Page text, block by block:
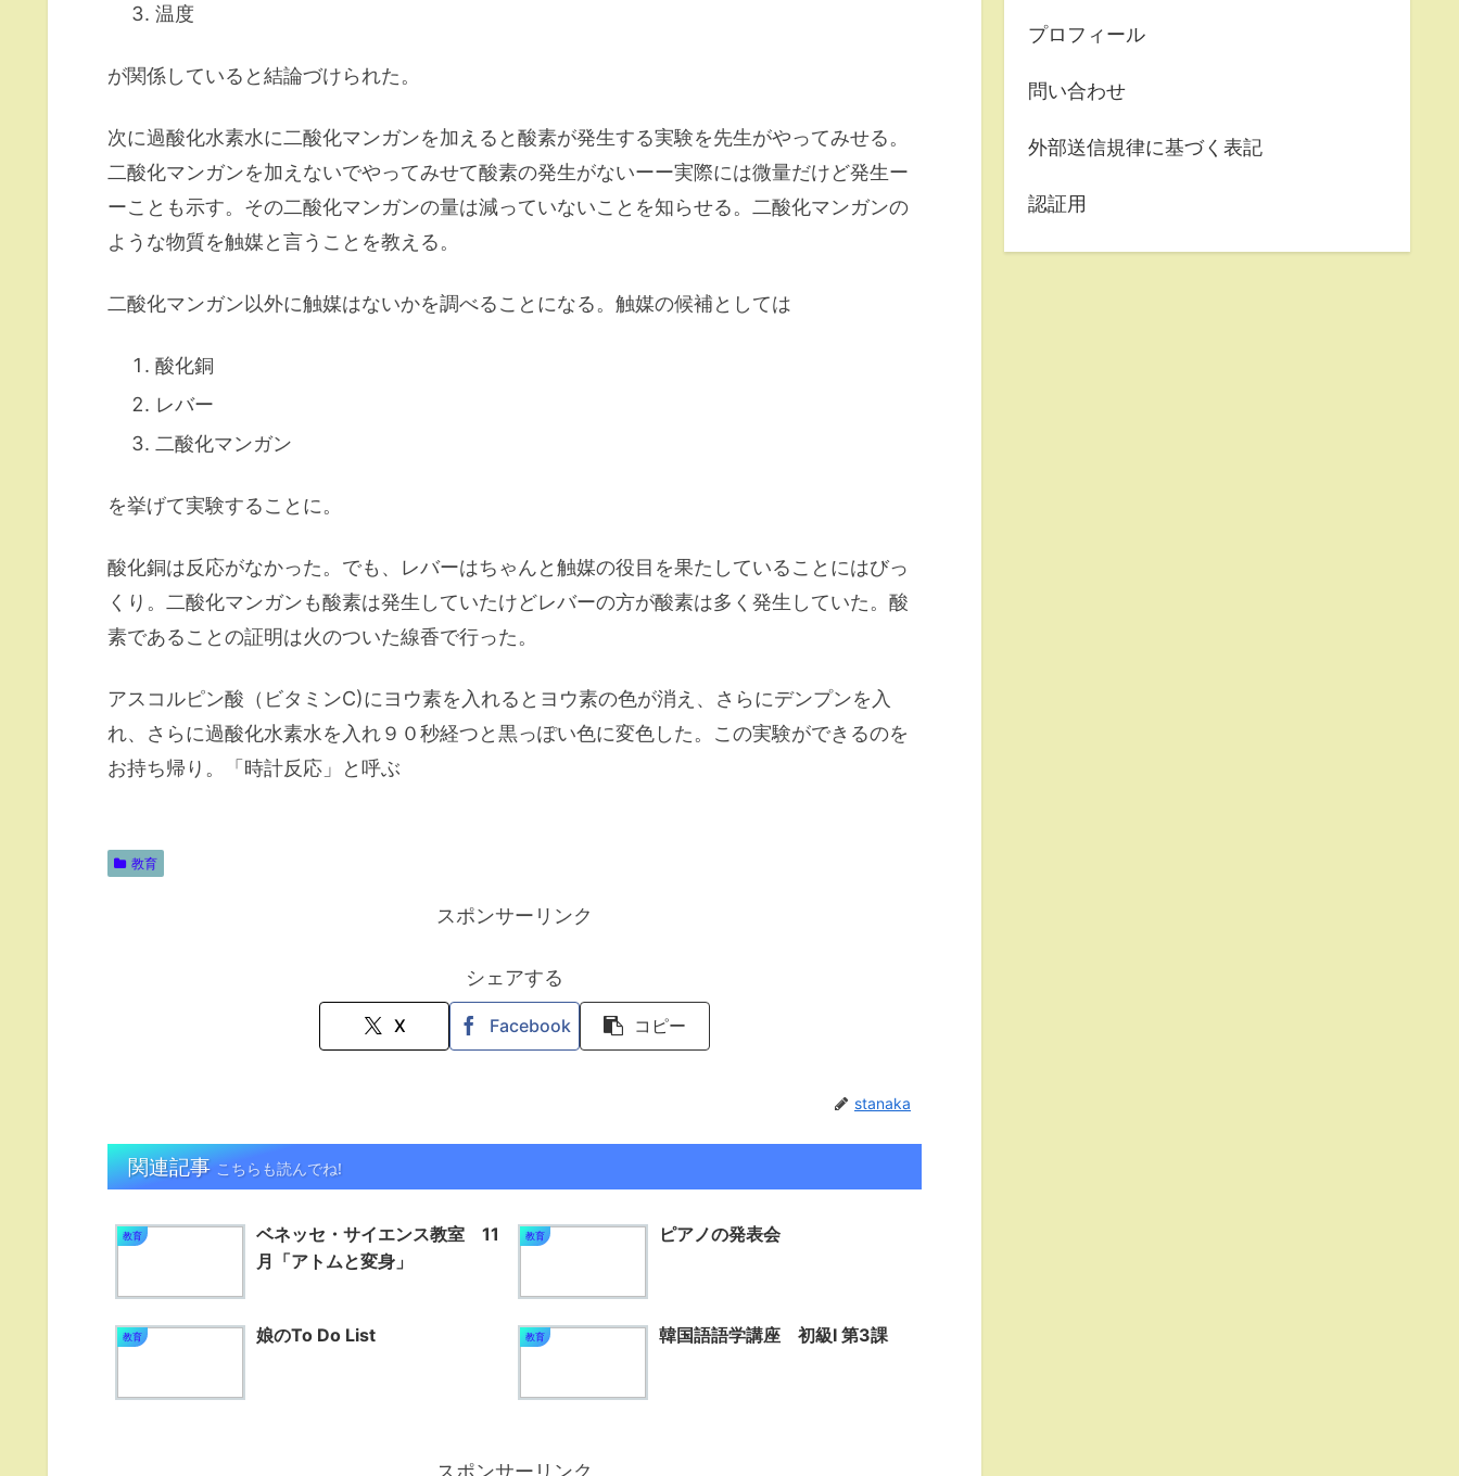
温度
が関係していると結論づけられた。
次に過酸化水素水に二酸化マンガンを加えると酸素が発生する実験を先生がやってみせる。
二酸化マンガンを加えないでやってみせて酸素の発生がないーー実際には微量だけど発生ー
ーことも示す。その二酸化マンガンの量は減っていないことを知らせる。二酸化マンガンの
ような物質を触媒と言うことを教える。
二酸化マンガン以外に触媒はないかを調べることになる。触媒の候補としては
酸化銅
レバー
二酸化マンガン
を挙げて実験することに。
酸化銅は反応がなかった。でも、レバーはちゃんと触媒の役目を果たしていることにはびっ
くり。二酸化マンガンも酸素は発生していたけどレバーの方が酸素は多く発生していた。酸
素であることの証明は火のついた線香で行った。
アスコルピン酸（ビタミンC)にヨウ素を入れるとヨウ素の色が消え、さらにデンプンを入
れ、さらに過酸化水素水を入れ９０秒経つと黒っぽい色に変色した。この実験ができるのを
お持ち帰り。「時計反応」と呼ぶ
教育
スポンサーリンク
シェアする
X Facebook コピー
stanaka
関連記事こちらも読んでね!
教育
ベネッセ・サイエンス教室 11
月「アトムと変身」
教育 ピアノの発表会
教育 娘のTo Do List 教育 韓国語語学講座 初級Ⅰ 第3課
プロフィール
問い合わせ
外部送信規律に基づく表記
認証用